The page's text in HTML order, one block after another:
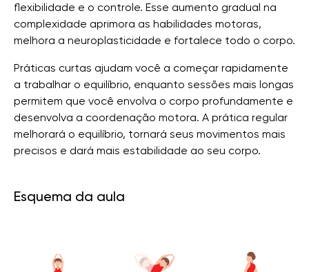
flexibilidade e o controle. Esse aumento gradual na
complexidade aprimora as habilidades motoras,
melhora a neuroplasticidade e fortalece todo o corpo.
Práticas curtas ajudam você a começar rapidamente
a trabalhar o equilíbrio, enquanto sessões mais longas
permitem que você envolva o corpo profundamente e
desenvolva a coordenação motora. A prática regular
melhorará o equilíbrio, tornará seus movimentos mais
precisos e dará mais estabilidade ao seu corpo.
Esquema da aula